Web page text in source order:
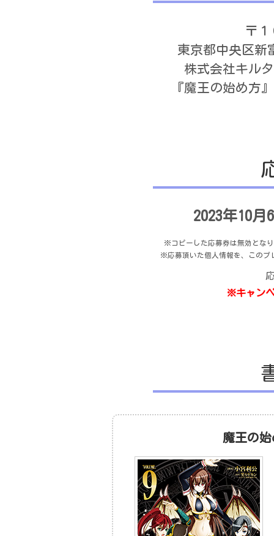
〒
東京都中央区
株式会社キル
『魔王の始め方
2023年10
※コピーした応募券は無効とな
※応募頂いた個人情報を、このプ
応
※キャン
魔王の